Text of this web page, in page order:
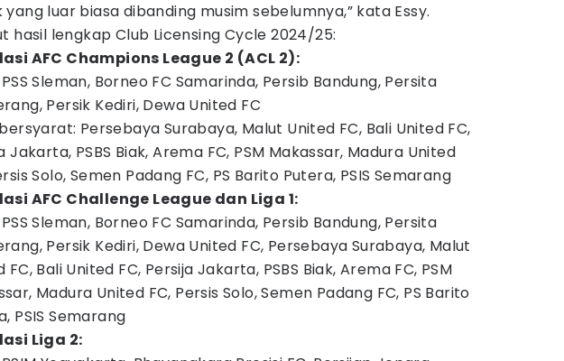
yang luar biasa dibanding musim sebelumnya,” kata Essy.
hasil lengkap Club Licensing Cycle 2024/25:
AFC Champions League 2 (ACL 2):
PSS Sleman, Borneo FC Samarinda, Persib Bandung, Persita
Persik Kediri, Dewa United FC
Persebaya Surabaya, Malut United FC, Bali United FC,
Jakarta, PSBS Biak, Arema FC, PSM Makassar, Madura United
Solo, Semen Padang FC, PS Barito Putera, PSIS Semarang
AFC Challenge League dan Liga 1:
PSS Sleman, Borneo FC Samarinda, Persib Bandung, Persita
Persik Kediri, Dewa United FC, Persebaya Surabaya, Malut
FC, Bali United FC, Persija Jakarta, PSBS Biak, Arema FC, PSM
Madura United FC, Persis Solo, Semen Padang FC, PS Barito
PSIS Semarang
Liga 2: